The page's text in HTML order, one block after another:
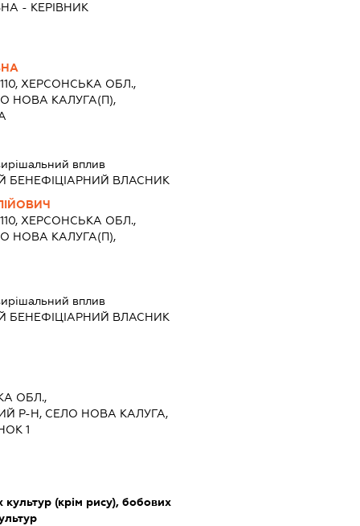
- КЕРІВНИК
ХЕРСОНСЬКА ОБЛ.,
НОВА КАЛУГА(П),
вплив
БЕНЕФІЦІАРНИЙ ВЛАСНИК
ХЕРСОНСЬКА ОБЛ.,
НОВА КАЛУГА(П),
вплив
БЕНЕФІЦІАРНИЙ ВЛАСНИК
ОБЛ.,
Р-Н, СЕЛО НОВА КАЛУГА,
1
(крім рису), бобових